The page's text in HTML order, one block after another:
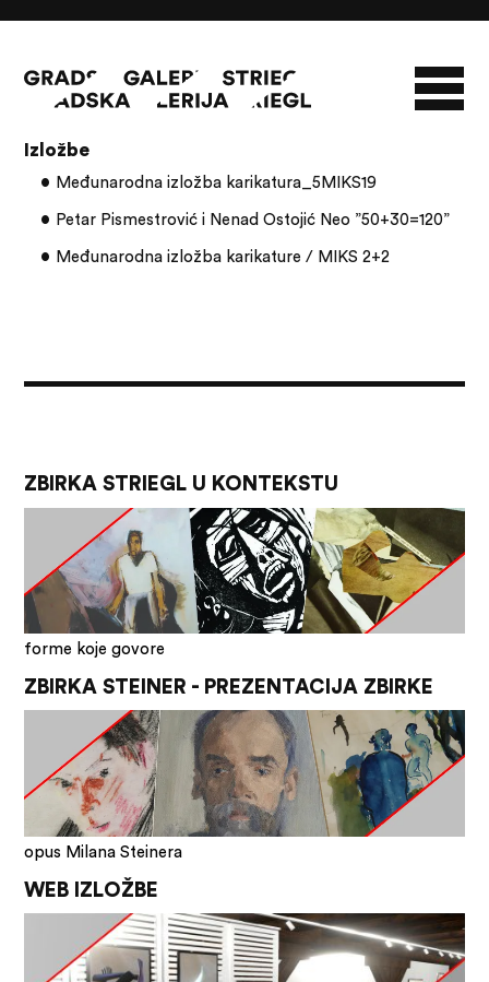
O GALERIJI
ZBIRKA STRIEGL LIKOVNA ZBIRKA
Izložbe
Međunarodna izložba karikatura_5MIKS19
Petar Pismestrović i Nenad Ostojić Neo ”50+30=120”
Međunarodna izložba karikature / MIKS 2+2
ZBIRKA STRIEGL U KONTEKSTU
forme koje govore
ZBIRKA STEINER - PREZENTACIJA ZBIRKE
opus Milana Steinera
WEB IZLOŽBE